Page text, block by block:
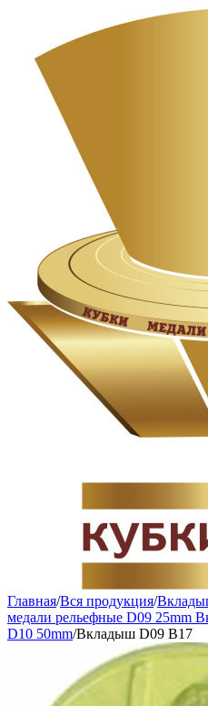
Главная/Вся продукция/
медали рельефные D09 25mm
D10 50mm/Вкладыш D09 B17